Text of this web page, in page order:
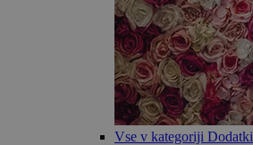
Vse v kategoriji Dodatki